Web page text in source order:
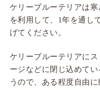
ケリーブルーテリアは
を利用して、1年を通し
げてください。
ケリーブルーテリアに
ージなどに閉じ込めて
うので、ある程度自由